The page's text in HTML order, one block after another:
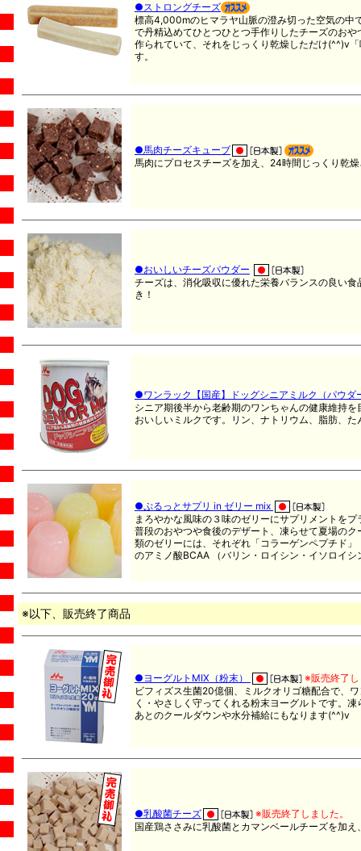
●ストロングチーズ
標高4,000mのヒマラヤ山脈の澄み切った空気の中
で丹精込めてひとつひとつ手作りしたチーズのお
作られていて、それをじっくり乾燥しただけ(^^)v
す。
●馬肉チーズキューブ
馬肉にプロセスチーズを加え、24時間じっくり乾
●おいしいチーズパウダー
チーズは、消化吸収に優れた栄養バランスの良い
き！
●ワンラック【国産】ドッグシニアミルク（パウダ
シニア期後半から老齢期のワンちゃんの健康維持
おいしいミルクです。リン、ナトリウム、脂肪、
●ぷるっとサプリ in ゼリー mix
まろやかな風味の３味のゼリーにサプリメントを
普段のおやつや食後のデザート、凍らせて夏場の
類のゼリーには、それぞれ「コラーゲンペプチド
のアミノ酸BCAA （バリン・ロイシン・イソロイ
※以下、販売終了商品
●ヨーグルトMIX（粉末）
※販売終了
ビフィズス生菌20億個、ミルクオリゴ糖配合で、
く・やさしく守ってくれる粉末ヨーグルトです。
あとのクールダウンや水分補給にもなります(^^)v
●乳酸菌チーズ
※販売終了しました。
国産鶏ささみに乳酸菌とカマンベールチーズを加え